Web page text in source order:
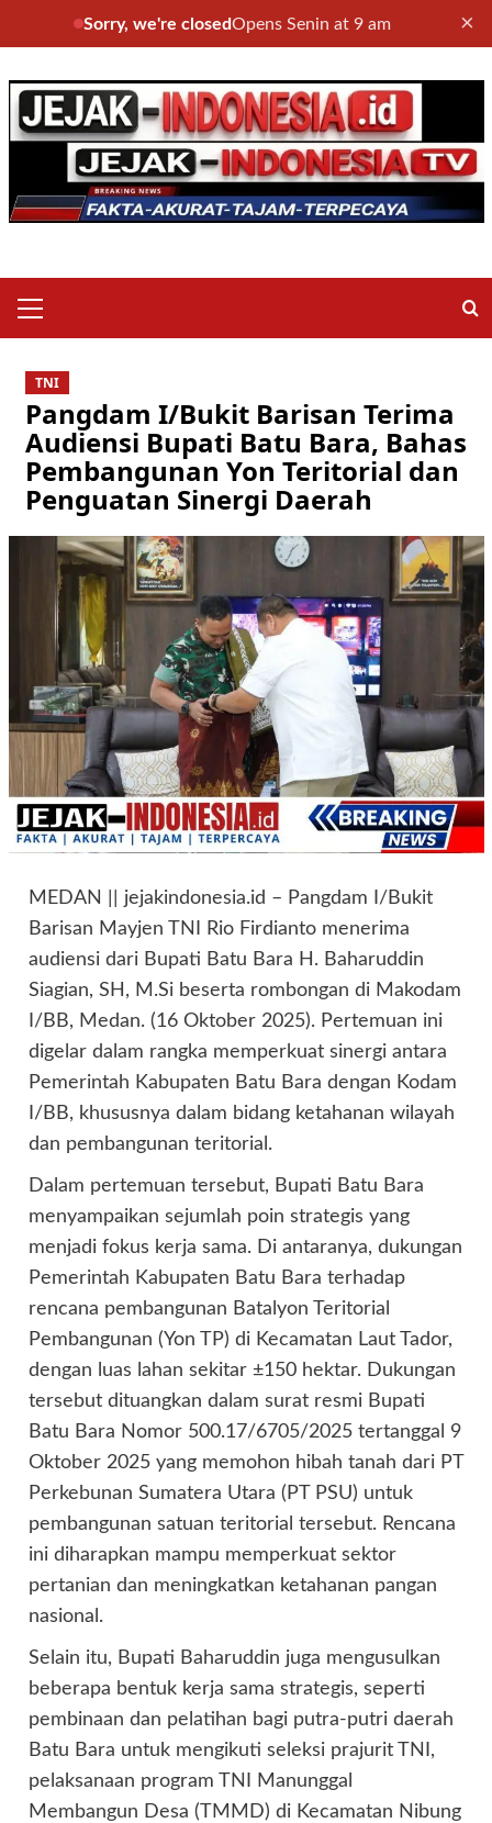
Sorry, we're closedOpens Senin at 9 am ×
to
content
Menu
TNI
Pangdam I/Bukit Barisan Terima
Audiensi Bupati Batu Bara, Bahas
Pembangunan Yon Teritorial dan
Penguatan Sinergi Daerah
MEDAN || jejakindonesia.id – Pangdam I/Bukit
Barisan Mayjen TNI Rio Firdianto menerima
audiensi dari Bupati Batu Bara H. Baharuddin
Siagian, SH, M.Si beserta rombongan di Makodam
I/BB, Medan. (16 Oktober 2025). Pertemuan ini
digelar dalam rangka memperkuat sinergi antara
Pemerintah Kabupaten Batu Bara dengan Kodam
I/BB, khususnya dalam bidang ketahanan wilayah
dan pembangunan teritorial.
Dalam pertemuan tersebut, Bupati Batu Bara
menyampaikan sejumlah poin strategis yang
menjadi fokus kerja sama. Di antaranya, dukungan
Pemerintah Kabupaten Batu Bara terhadap
rencana pembangunan Batalyon Teritorial
Pembangunan (Yon TP) di Kecamatan Laut Tador,
dengan luas lahan sekitar ±150 hektar. Dukungan
tersebut dituangkan dalam surat resmi Bupati
Batu Bara Nomor 500.17/6705/2025 tertanggal 9
Oktober 2025 yang memohon hibah tanah dari PT
Perkebunan Sumatera Utara (PT PSU) untuk
pembangunan satuan teritorial tersebut. Rencana
ini diharapkan mampu memperkuat sektor
pertanian dan meningkatkan ketahanan pangan
nasional.
Selain itu, Bupati Baharuddin juga mengusulkan
beberapa bentuk kerja sama strategis, seperti
pembinaan dan pelatihan bagi putra-putri daerah
Batu Bara untuk mengikuti seleksi prajurit TNI,
pelaksanaan program TNI Manunggal
Membangun Desa (TMMD) di Kecamatan Nibung